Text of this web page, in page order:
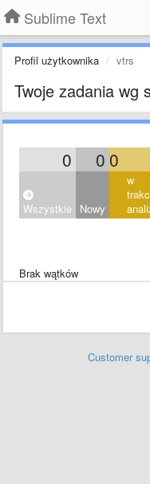
Sublime Text
Profil użytkownika vtrs
Twoje zadania wg
0 0 0
Wszystkie Nowy
w
Brak wątków
Customer